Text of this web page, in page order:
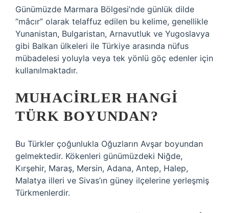
Günümüzde Marmara Bölgesi’nde günlük dilde
“mâcır” olarak telaffuz edilen bu kelime, genellikle
Yunanistan, Bulgaristan, Arnavutluk ve Yugoslavya
gibi Balkan ülkeleri ile Türkiye arasında nüfus
mübadelesi yoluyla veya tek yönlü göç edenler için
kullanılmaktadır.
MUHACIRLER HANGI
TÜRK BOYUNDAN?
Bu Türkler çoğunlukla Oğuzların Avşar boyundan
gelmektedir. Kökenleri günümüzdeki Niğde,
Kırşehir, Maraş, Mersin, Adana, Antep, Halep,
Malatya illeri ve Sivas’ın güney ilçelerine yerleşmiş
Türkmenlerdir.